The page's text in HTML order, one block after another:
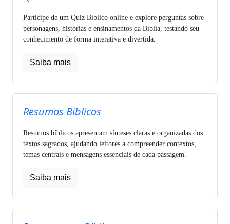
Participe de um Quiz Bíblico online e explore perguntas sobre
personagens, histórias e ensinamentos da Bíblia, testando seu
conhecimento de forma interativa e divertida.
Saiba mais
Resumos Bíblicos
Resumos bíblicos apresentam sínteses claras e organizadas dos
textos sagrados, ajudando leitores a compreender contextos,
temas centrais e mensagens essenciais de cada passagem.
Saiba mais